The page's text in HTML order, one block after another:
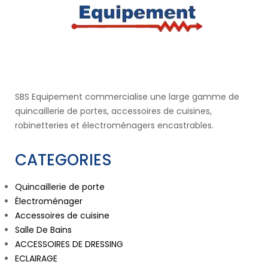
SBS Equipement commercialise une large gamme de
quincaillerie de portes, accessoires de cuisines,
robinetteries et électroménagers encastrables.
CATEGORIES
Quincaillerie de porte
Électroménager
Accessoires de cuisine
Salle De Bains
ACCESSOIRES DE DRESSING
ECLAIRAGE